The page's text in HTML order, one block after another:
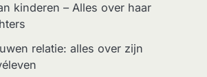
kinderen – Alles over haar
relatie: alles over zijn